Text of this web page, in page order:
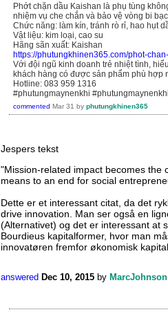
Phớt chặn dầu Kaishan là phụ tùng
nhiệm vụ che chắn và bảo vệ vòng bi bạc
Chức năng: làm kín, tránh rò rỉ, hao hụt
Vật liệu: kim loại, cao su
Hãng sãn xuất: Kaishan
https://phutungkhinen365.com/phot-
Với đội ngũ kinh doanh trẻ nhiệt tình,
khách hàng có được sản phẩm phù hợp
Hotline: 083 959 1316
#phutungmaynenkhi
commented Mar 31 by phutungkhinen365
Jespers tekst
"Mission-related impact becomes the
means to an end for social
Dette er et interessant citat, da det
drive innovation. Man ser også en
(Alternativet) og det er interessant at
Bourdieus kapitalformer, hvor man
innovatøren fremfor økonomisk kapital.
answered Dec 10, 2015 by MarcJohnson